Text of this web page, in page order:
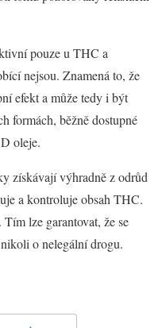
pouze u THC a
nejsou. Znamená to, že
efekt a může tedy i být
formách, běžně dostupné
oleje.
získávají výhradně z odrůd
a kontroluje obsah THC.
lze garantovat, že se
o nelegální drogu.